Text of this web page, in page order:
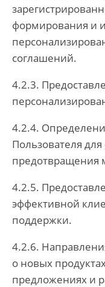
формирования и
соглашений.
4.2.3.
4.2.4.
Пользователя
предотвращения
4.2.5.
эффективной
поддержки.
4.2.6.
о новых
предложениях и